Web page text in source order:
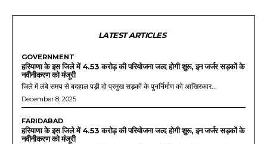
LATEST ARTICLES
GOVERNMENT
हरियाणा के इस जिले में 4.53 करोड़ की परियोजना जल्द होगी शुरू, इन जर्जर सड़कों के
नवीनीकरण को मंजूरी
जिले में लंबे समय से बदहाल पड़ी दो प्रमुख सड़कों के पुनर्निर्माण को आखिरकार...
December 8, 2025
FARIDABAD
हरियाणा के इस जिले में 4.53 करोड़ की परियोजना जल्द होगी शुरू, इन जर्जर सड़कों के
नवीनीकरण को मंजूरी